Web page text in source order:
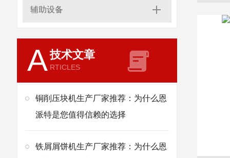
辅助设备
A技术文章
RTICLES
铜削压块机生产厂家推荐：为什么恩
派特是您值得信赖的选择
铁屑屑饼机生产厂家推荐：为什么恩